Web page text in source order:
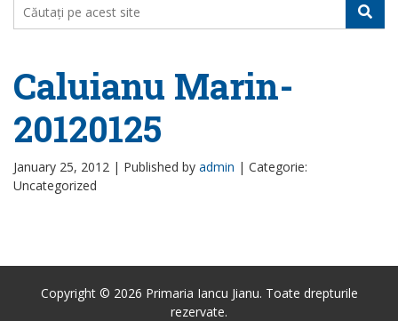
Caluianu Marin-
20120125
January 25, 2012 | Published by admin | Categorie:
Uncategorized
Copyright © 2026 Primaria Iancu Jianu. Toate drepturile
rezervate.